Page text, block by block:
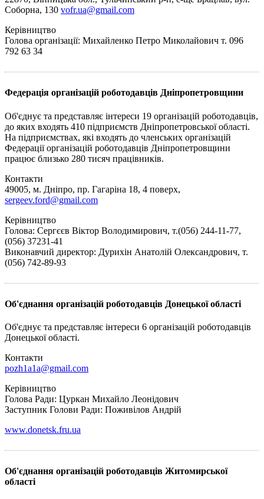
Соборна, 130 vofr.ua@gmail.com
Керівництво
Голова організації: Михайленко Петро Миколайович т. 096
792 63 34
Федерація організацій роботодавців Дніпропетровщини
Об'єднує та представляє інтереси 19 організацій роботодавців,
до яких входять 410 підприємств Дніпропетровської області.
На підприємствах, які входять до членських організацій
Федерації організацій роботодавців Дніпропетровщини
працює близько 280 тисяч працівників.
Контакти
49005, м. Дніпро, пр. Гагаріна 18, 4 поверх,
sergeev.ford@gmail.com
Керівництво
Голова: Сергєєв Віктор Володимирович, т.(056) 244-11-77,
(056) 37231-41
Виконавчий директор: Дурихін Анатолій Олександрович, т.
(056) 742-89-93
Об'єднання організацій роботодавців Донецької області
Об'єднує та представляє інтереси 6 організацій роботодавців
Донецької області.
Контакти
pozh1a1a@gmail.com
Керівництво
Голова Ради: Цуркан Михайло Леонідович
Заступник Голови Ради: Поживілов Андрій
www.donetsk.fru.ua
Об'єднання організацій роботодавців Житомирської
області